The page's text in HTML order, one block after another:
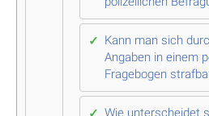
Kann man sich
Angaben in einem
Fragebogen
Wie unterscheidet